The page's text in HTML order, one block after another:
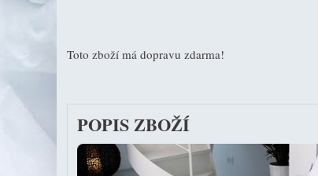
Toto zboží má dopravu zdarma!
POPIS ZBOŽÍ